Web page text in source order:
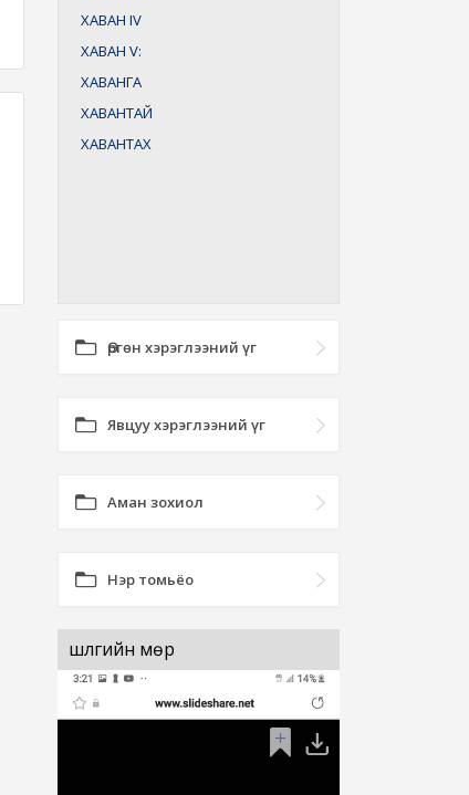
ХАВАН IV
ХАВАН V:
ХАВАНГА
ХАВАНТАЙ
ХАВАНТАХ
Өргөн хэрэглээний үг
Явцуу хэрэглээний үг
Аман зохиол
Нэр томьёо
шүлгийн мөр